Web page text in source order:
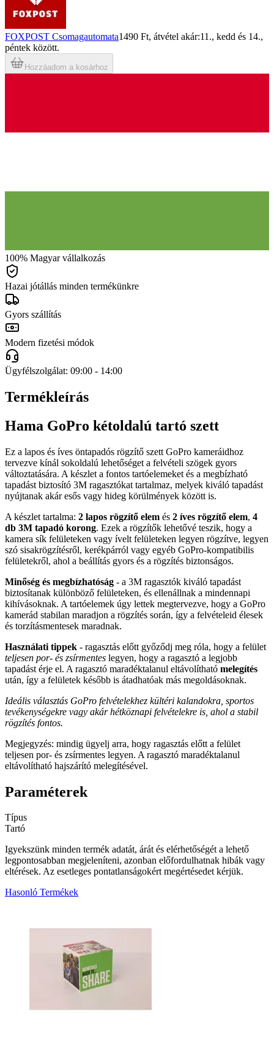
FOXPOST Csomagautomata1490 Ft, átvétel akár:11., kedd és 14.,
péntek között.
Hozzáadom a kosárhoz
100% Magyar vállalkozás
Hazai jótállás minden termékünkre
Gyors szállítás
Modern fizetési módok
Ügyfélszolgálat: 09:00 - 14:00
Termékleírás
Hama GoPro kétoldalú tartó szett
Ez a lapos és íves öntapadós rögzítő szett GoPro kameráidhoz
tervezve kínál sokoldalú lehetőséget a felvételi szögek gyors
változtatására. A készlet a fontos tartóelemeket és a megbízható
tapadást biztosító 3M ragasztókat tartalmaz, melyek kiváló tapadást
nyújtanak akár esős vagy hideg körülmények között is.
A készlet tartalma: 2 lapos rögzítő elem és 2 íves rögzítő elem, 4
db 3M tapadó korong. Ezek a rögzítők lehetővé teszik, hogy a
kamera sík felületeken vagy ívelt felületeken legyen rögzítve, legyen
szó sisakrögzítésről, kerékpárról vagy egyéb GoPro-kompatibilis
felületekről, ahol a beállítás gyors és a rögzítés biztonságos.
Minőség és megbízhatóság - a 3M ragasztók kiváló tapadást
biztosítanak különböző felületeken, és ellenállnak a mindennapi
kihívásoknak. A tartóelemek úgy lettek megtervezve, hogy a GoPro
kamerád stabilan maradjon a rögzítés során, így a felvételeid élesek
és torzításmentesek maradnak.
Használati tippek - ragasztás előtt győződj meg róla, hogy a felület
teljesen por- és zsírmentes legyen, hogy a ragasztó a legjobb
tapadást érje el. A ragasztó maradéktalanul eltávolítható melegítés
után, így a felületek később is átadhatóak más megoldásoknak.
Ideális választás GoPro felvételekhez kültéri kalandokra, sportos
tevékenységekre vagy akár hétköznapi felvételekre is, ahol a stabil
rögzítés fontos.
Megjegyzés: mindig ügyelj arra, hogy ragasztás előtt a felület
teljesen por- és zsírmentes legyen. A ragasztó maradéktalanul
eltávolítható hajszárító melegítésével.
Paraméterek
Típus
Tartó
Igyekszünk minden termék adatát, árát és elérhetőségét a lehető
legpontosabban megjeleníteni, azonban előfordulhatnak hibák vagy
eltérések. Az esetleges pontatlanságokért megértésedet kérjük.
Hasonló Termékek